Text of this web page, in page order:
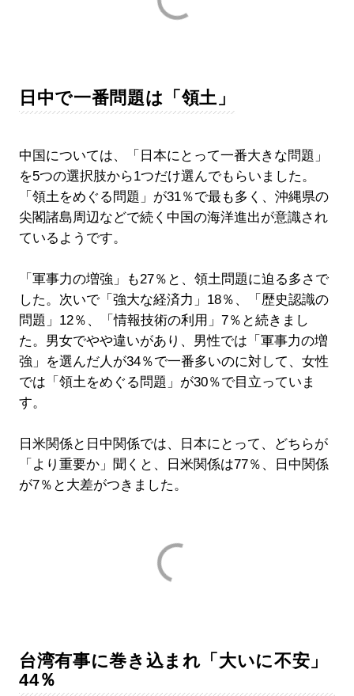
日中で一番問題は「領土」
中国については、「日本にとって一番大きな問題」
を5つの選択肢から1つだけ選んでもらいました。
「領土をめぐる問題」が31％で最も多く、沖縄県の
尖閣諸島周辺などで続く中国の海洋進出が意識され
ているようです。
「軍事力の増強」も27％と、領土問題に迫る多さで
した。次いで「強大な経済力」18％、「歴史認識の
問題」12％、「情報技術の利用」7％と続きまし
た。男女でやや違いがあり、男性では「軍事力の増
強」を選んだ人が34％で一番多いのに対して、女性
では「領土をめぐる問題」が30％で目立っていま
す。
日米関係と日中関係では、日本にとって、どちらが
「より重要か」聞くと、日米関係は77％、日中関係
が7％と大差がつきました。
台湾有事に巻き込まれ「大いに不安」
44％